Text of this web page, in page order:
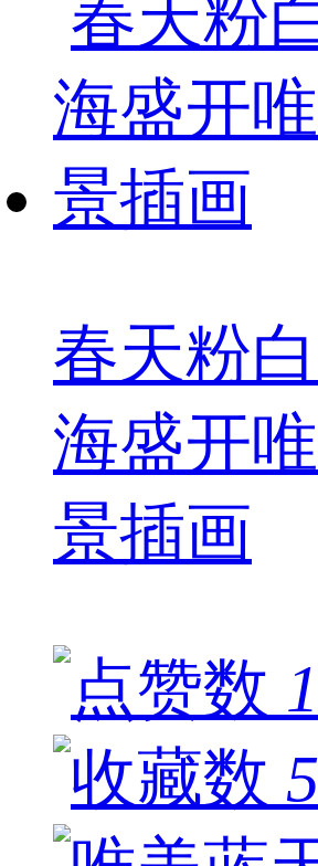
春天粉
海盛开
景插画